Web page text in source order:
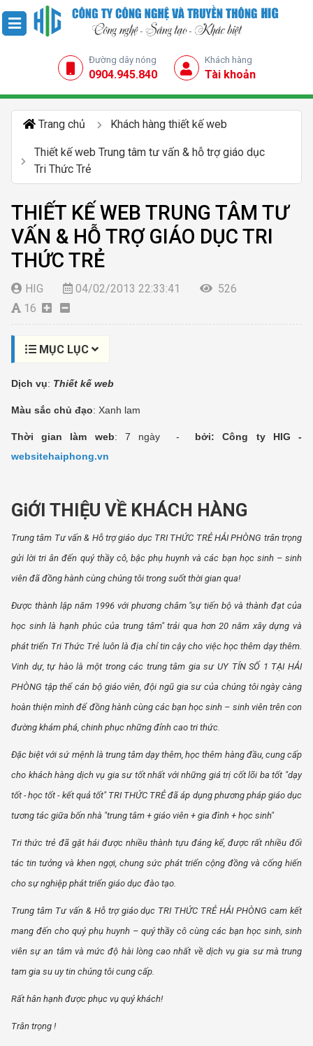
Đường dây nóng
0904.945.840
Khách hàng
Tài khoản
Trang chủ Khách hàng thiết kế web
Thiết kế web Trung tâm tư vấn & hỗ trợ giáo dục
Tri Thức Trẻ
THIẾT KẾ WEB TRUNG TÂM TƯ
VẤN & HỖ TRỢ GIÁO DỤC TRI
THỨC TRẺ
HIG 04/02/2013 22:33:41
526
16
MỤC LỤC
Dịch vụ: Thiết kế web
Màu sắc chủ đạo: Xanh lam
Thời gian làm web: 7 ngày -
bởi: Công ty HIG -
websitehaiphong.vn
GiỚI THIỆU VỀ KHÁCH HÀNG
Trung tâm Tư vấn & Hỗ trợ giáo dục TRI THỨC TRẺ HẢI PHÒNG trân trọng
gửi lời tri ân đến quý thầy cô, bậc phụ huynh và các bạn học sinh – sinh
viên đã đồng hành cùng chúng tôi trong suốt thời gian qua!
Được thành lập năm 1996 với phương châm "sự tiến bộ và thành đạt của
học sinh là hạnh phúc của trung tâm" trải qua hơn 20 năm xây dựng và
phát triển Tri Thức Trẻ luôn là địa chỉ tin cậy cho việc học thêm dạy thêm.
Vinh dự, tự hào là một trong các trung tâm gia sư UY TÍN SỐ 1 TẠI HẢI
PHÒNG tập thể cán bộ giáo viên, đội ngũ gia sư của chúng tôi ngày càng
hoàn thiện mình để đồng hành cùng các bạn học sinh – sinh viên trên con
đường khám phá, chinh phục những đỉnh cao tri thức.
Đặc biệt với sứ mệnh là trung tâm dạy thêm, học thêm hàng đầu, cung cấp
cho khách hàng dịch vụ gia sư tốt nhất với những giá trị cốt lõi ba tốt "dạy
tốt - học tốt - kết quả tốt" TRI THỨC TRẺ đã áp dụng phương pháp giáo dục
tương tác giữa bốn nhà "trung tâm + giáo viên + gia đình + học sinh"
Tri thức trẻ đã gặt hái được nhiều thành tựu đáng kể, được rất nhiều đối
tác tin tưởng và khen ngợi, chung sức phát triển cộng đồng và cống hiến
cho sự nghiệp phát triển giáo dục đào tạo.
Trung tâm Tư vấn & Hỗ trợ giáo dục TRI THỨC TRẺ HẢI PHÒNG cam kết
mang đến cho quý phụ huynh – quý thầy cô cùng các bạn học sinh, sinh
viên sự an tâm và mức độ hài lòng cao nhất về dịch vụ gia sư mà trung
tam gia su uy tin chúng tôi cung cấp.
Rất hân hạnh được phục vụ quý khách!
Trân trọng !